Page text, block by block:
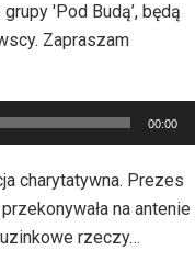
'Pod Budą’, będą
Zapraszam
00:00
charytatywna. Prezes
na antenie
rzeczy…